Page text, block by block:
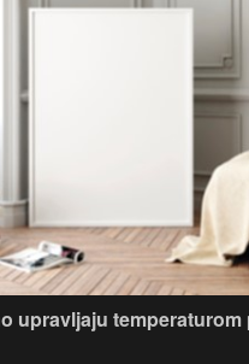
upravljaju